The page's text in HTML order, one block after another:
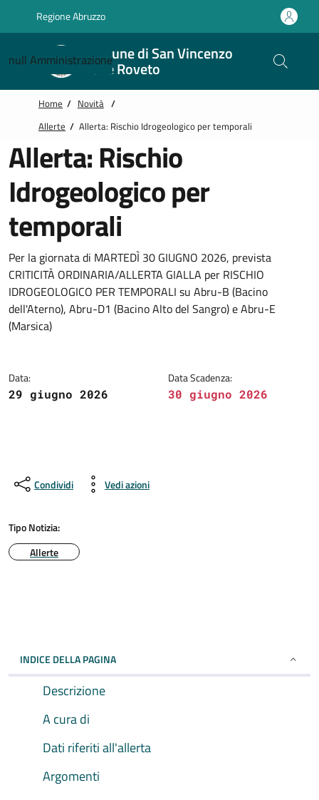
Regione Abruzzo
Comune di San Vincenzo
Valle Roveto
null Amministrazione
Home / Novità /
Allerte / Allerta: Rischio Idrogeologico per temporali
Allerta: Rischio
Idrogeologico per
temporali
Per la giornata di MARTEDÌ 30 GIUGNO 2026, prevista
CRITICITÀ ORDINARIA/ALLERTA GIALLA per RISCHIO
IDROGEOLOGICO PER TEMPORALI su Abru-B (Bacino
dell'Aterno), Abru-D1 (Bacino Alto del Sangro) e Abru-E
(Marsica)
Data:
29 giugno 2026
Data Scadenza:
30 giugno 2026
Condividi Vedi azioni
Tipo Notizia:
Allerte
INDICE DELLA PAGINA
Descrizione
A cura di
Dati riferiti all'allerta
Argomenti